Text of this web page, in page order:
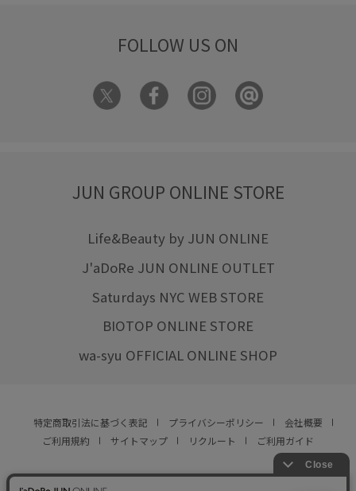
FOLLOW US ON
JUN GROUP ONLINE STORE
Life&Beauty by JUN ONLINE
J'aDoRe JUN ONLINE OUTLET
Saturdays NYC WEB STORE
BIOTOP ONLINE STORE
wa-syu OFFICIAL ONLINE SHOP
特定商取引法に基づく表記 プライバシーポリシー
会社概要
ご利用規約
サイトマップ リクルート ご利用ガイド